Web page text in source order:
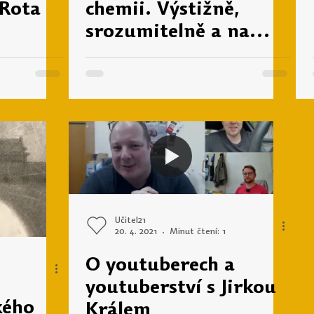
chemii. Výstižně,
srozumitelně a na
sítích
Učitel21
20. 4. 2021
Minut čtení: 1
O youtuberech a
youtuberství s Jirkou